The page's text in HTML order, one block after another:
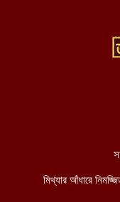
নোয়াখালীর
আরো ১১টি ট্যাংক
ইসলামিয়া জাতীয়
স্বাস্থ্যসেবার
মিথ্যার আঁধারে